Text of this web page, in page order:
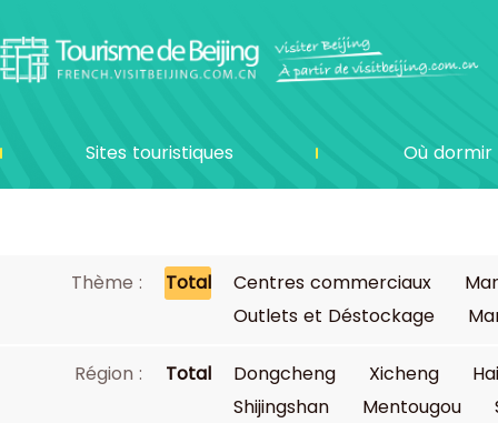
Sites touristiques Où dormir
Thème : Total Centres commerciaux
Outlets et Déstockage
Région : Total Dongcheng Xicheng
Shijingshan
Mentougou